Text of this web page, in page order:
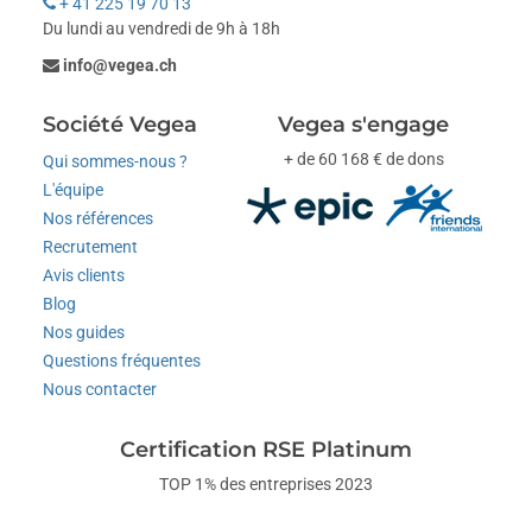
Du lundi au vendredi de 9h à 18h
info@vegea.ch
Société Vegea
Qui sommes-nous ?
L'équipe
Nos références
Recrutement
Avis clients
Blog
Nos guides
Questions fréquentes
Nous contacter
Vegea s'engage
+ de 60 168 € de dons
Certification RSE Platinum
TOP 1% des entreprises 2023